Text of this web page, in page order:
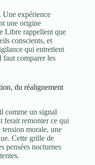
Une expérience
une origine
Libre rappellent que
conscients, et
qui entretient
comparer les
du réalignement
comme un signal
ferait remonter ce qui
morale, une
Cette grille de
pensées nocturnes